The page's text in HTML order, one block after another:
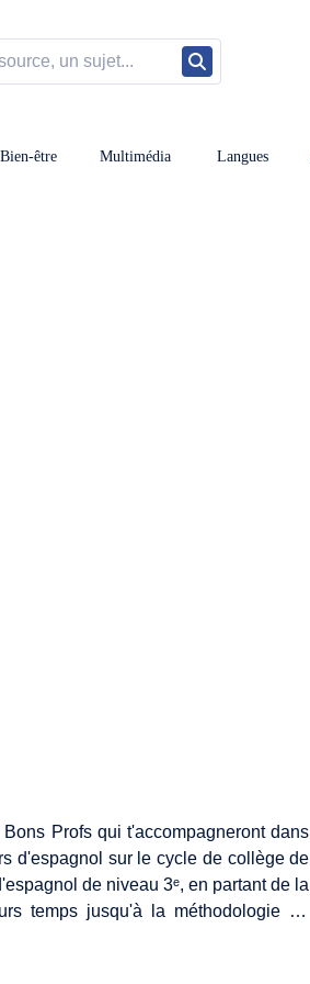
Bien-être Multimédia Langues
Profs qui t'accompagneront dans
d'espagnol sur le cycle de collège de
de niveau 3ᵉ, en partant de la
temps jusqu'à la méthodologie de
espagnole au programme de